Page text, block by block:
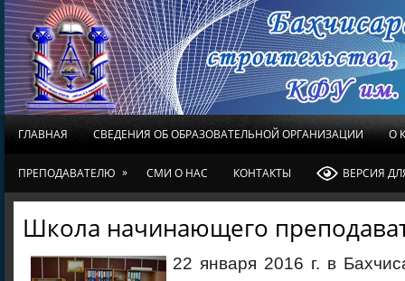
ГЛАВНАЯ СВЕДЕНИЯ ОБ ОБРАЗОВАТЕЛЬНОЙ ОРГАНИЗАЦИИ О
ПРЕПОДАВАТЕЛЮ » СМИ О НАС КОНТАКТЫ ВЕРСИЯ
Школа начинающего
22 января 2016 г. в